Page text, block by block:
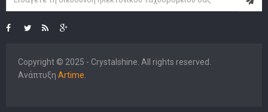
Copyright © 2025 - Crystalshine. All rights reserved.
Ανάπτυξη Artime.